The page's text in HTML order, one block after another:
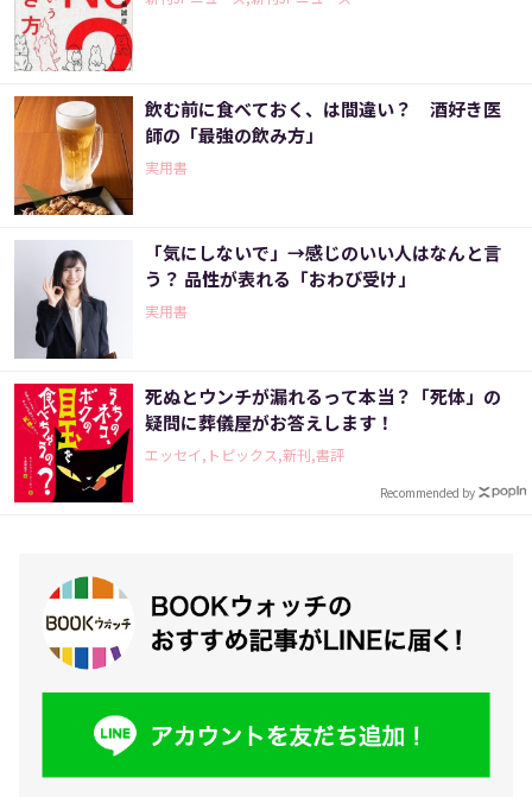
飲む前に食べておく、は間違い？ 酒好き医
師の「最強の飲み方」
実用書
「気にしないで」→感じのいい人はなんと言
う？ 品性が表れる「おわび受け」
実用書
死ぬとウンチが漏れるって本当？「死体」の
疑問に葬儀屋がお答えします！
エッセイ,トピックス,新刊,書評
Recommended by